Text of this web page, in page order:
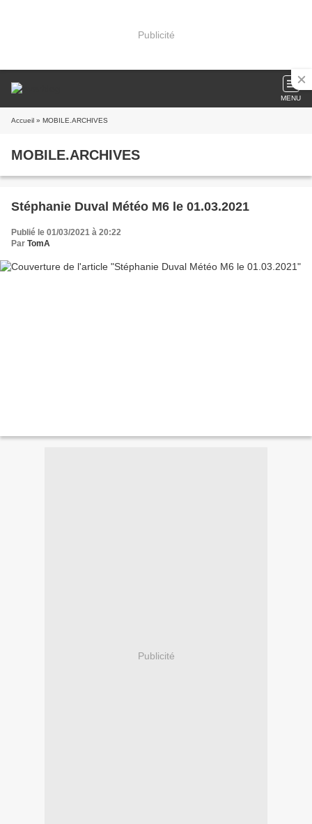
Publicité
MENU
Accueil » MOBILE.ARCHIVES
MOBILE.ARCHIVES
Stéphanie Duval Météo M6 le 01.03.2021
Publié le 01/03/2021 à 20:22
Par TomA
Publicité